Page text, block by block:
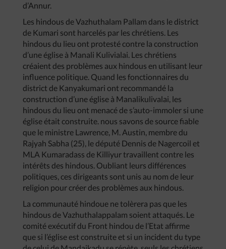
d’Annur.
Les hindous de Vazhuthalam Pallam dans le district
de Kumari sont harcelés par les chrétiens. Les
hindous du lieu ont protesté contre la construction
d’une église à Manali Kulivialai. Les chrétiens
créaient des problèmes aux hindous en utilisant leur
influence politique. Quand les fonctionnaires du
district de Kanyakumari ont recommandé la
construction d’une église à Manalikulivalai, les
hindous du lieu ont menacé de s’auto-immoler si une
église était construite. nous savons de source fiable
que le ministre Lawrence, M. Austin, membre du
Rajyah Sabha (25), le député Dennis de Nagercoil et
MLA Kumaradass de Killiyur travaillent contre les
intérêts des hindous. Oubliant leurs différences
politiques, ces dirigeants sont unis au nom de leur
religion pour créer des problèmes aux hindous.
La communauté hindoue ne tolèrera pas que les
hindous de Vazhuthalappalam soient attaqués. Le
comité exécutif du Front hindou de l’Etat affirme
que si l’église est construite et si un incident du type